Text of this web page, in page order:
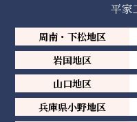
平家
周南・下松地区
岩国地区
山口地区
兵庫県小野地区